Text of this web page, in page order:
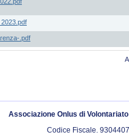
.pdf
Associazione Onlus di
Codice Fiscale.